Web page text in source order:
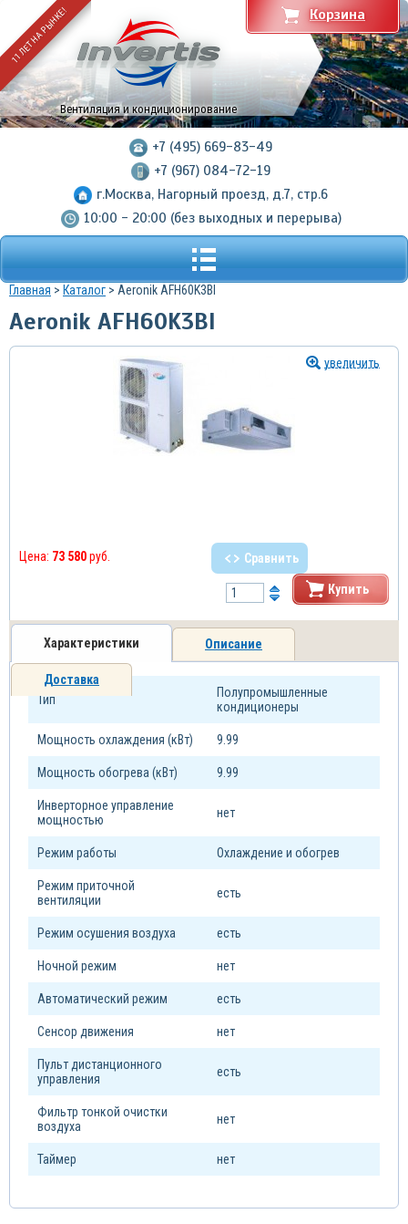
11 ЛЕТ НА РЫНКЕ!
Вентиляция и кондиционирование
+7 (495) 669-83-49
+7 (967) 084-72-19
г.Москва, Нагорный проезд, д.7, стр.6
10:00 - 20:00 (без выходных и перерыва)
Корзина
Главная > Каталог > Aeronik AFH60K3BI
Aeronik AFH60K3BI
увеличить
Цена: 73 580руб. Сравнить
Купить
Характеристики Описание
Доставка
Тип
Полупромышленные
кондиционеры
Мощность охлаждения (кВт) 9.99
Мощность обогрева (кВт) 9.99
Инверторное управление
мощностью
нет
Режим работы Охлаждение и обогрев
Режим приточной
вентиляции
есть
Режим осушения воздуха есть
Ночной режим нет
Автоматический режим есть
Сенсор движения нет
Пульт дистанционного
управления
есть
Фильтр тонкой очистки
воздуха
нет
Таймер нет